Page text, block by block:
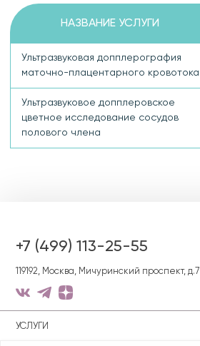
НАЗВАНИЕ УСЛУГИ
Ультразвуковая допплерография
маточно-плацентарного кровотока
Ультразвуковое допплеровское
цветное исследование сосудов
полового члена
+7 (499) 113-25-55
119192, Москва, Мичуринский проспект, д.7
УСЛУГИ